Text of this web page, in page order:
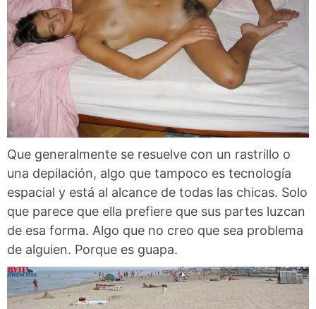
Que generalmente se resuelve con un rastrillo o
una depilación, algo que tampoco es tecnología
espacial y está al alcance de todas las chicas. Solo
que parece que ella prefiere que sus partes luzcan
de esa forma. Algo que no creo que sea problema
de alguien. Porque es guapa.